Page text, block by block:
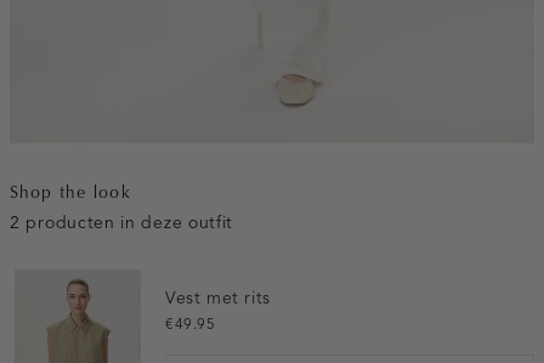
Shop the look
2 producten in deze outfit
Vest met rits
€49.95